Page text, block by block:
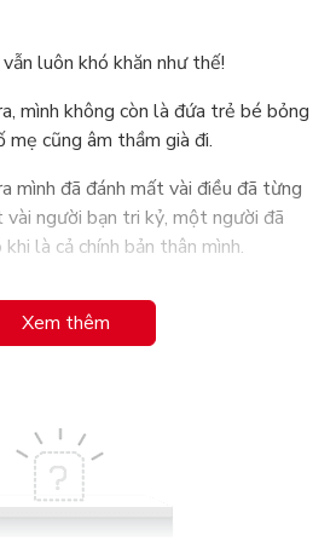
luôn khó khăn như thế!
mình không còn là đứa trẻ bé bỏng
mẹ cũng âm thầm già đi.
mình đã đánh mất vài điều đã từng
người bạn tri kỷ, một người đã
là cả chính bản thân mình.
hiện tại chúng ta có nhiều mối quan
mình đi qua khó khăn, cùng mình
một vài thời khắc nhận ra mình chỉ
đã bị lấy mất, những người đã bỏ lỡ,
Nhìn chung sẽ phải học cách một
dù chẳng hề dễ chịu. Thậm chí có
an ủi - không có ai mở lời, muốn
Xem thêm